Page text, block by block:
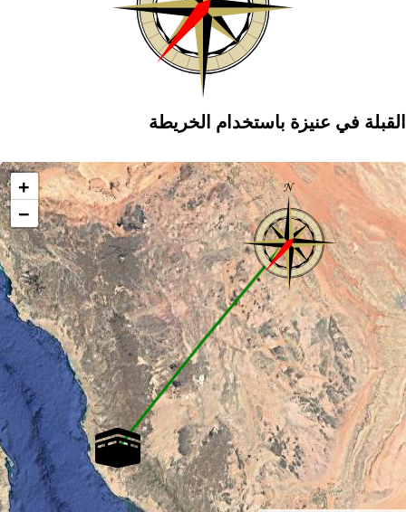
القبلة في عنيزة باستخدام الخريطة
+
−